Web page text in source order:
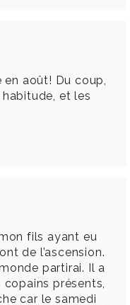
août! Du coup,
et les
fils ayant eu
de l’ascension.
partirai. Il a
présents,
car le samedi